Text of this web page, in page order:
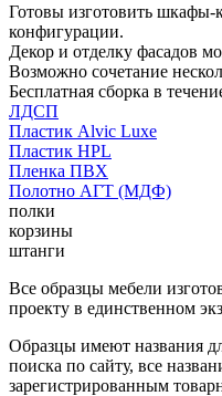
Готовы изготовить шкафы-
конфигурации.
Декор и отделку фасадов
Возможно сочетание
Бесплатная сборка в
ЛДСП
Пластик Alvic Luxe
Пластик HPL
Пленка ПВХ
Полотно АГТ (МДФ)
полки
корзины
штанги
Все образцы мебели
проекту в единственном
Образцы имеют названия
поиска по сайту, все
зарегистрированным